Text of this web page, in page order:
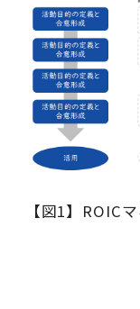
【図1】ROIC